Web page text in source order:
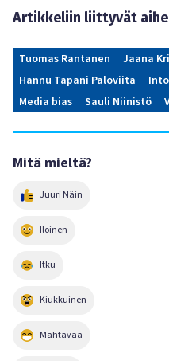
Artikkeliin liittyvät
Tuomas Rantanen
Jaana
Hannu Tapani Paloviita
Media bias
Sauli Niinistö
Mitä mieltä?
Juuri Näin
Iloinen
Itku
Kiukkuinen
Mahtavaa